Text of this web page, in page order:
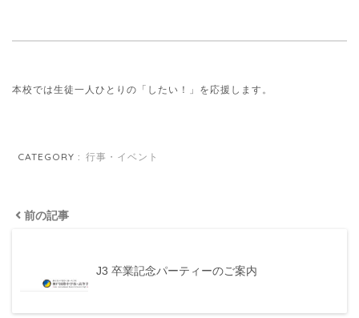
本校では生徒一人ひとりの「したい！」を応援します。
CATEGORY : 行事・イベント
前の記事
J3 卒業記念パーティーのご案内